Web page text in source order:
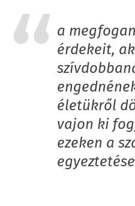
a
érdekeit,
életükről
vajon ki
ezeken a